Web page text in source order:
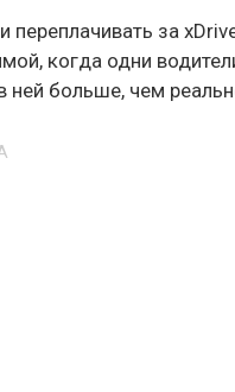
переплачивать за
когда одни
ней больше, чем